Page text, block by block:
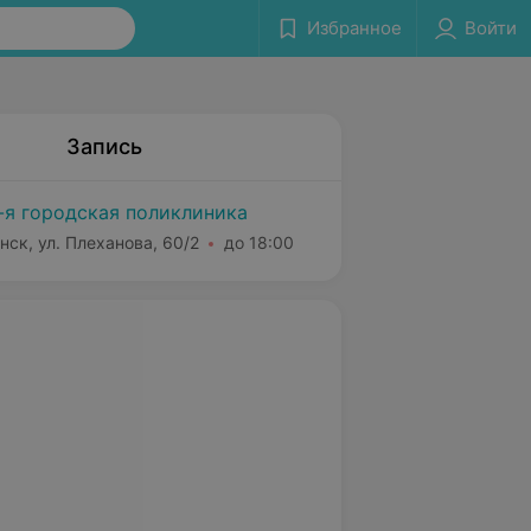
Избранное Войти
Запись
я городская поликлиника
ул. Плеханова, 60/2 до 18:00